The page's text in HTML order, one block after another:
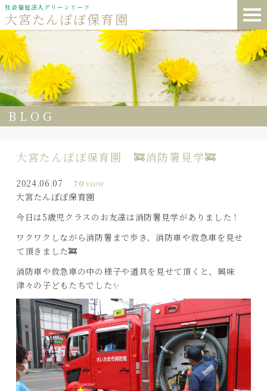
社会福祉法人グリーンリーフ
大宮たんぽぽ保育園
BLOG
大宮たんぽぽ保育園 🚒消防署見学🚒
2024.06.07 70 view
大宮たんぽぽ保育園
今日は5歳児クラスのお友達は消防署見学がありました！
ワクワクしながら消防署まで歩き、消防車や救急車を見せ
て頂きました🚒
消防車や救急車の中の様子や道具を見せて頂くと、興味
津々の子どもたちでした✨